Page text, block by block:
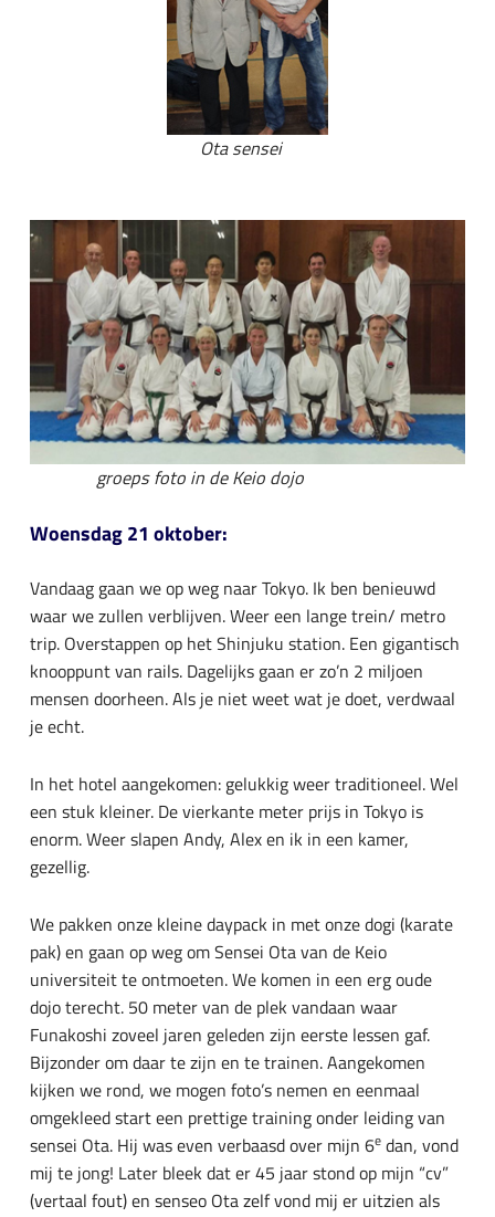
Ota sensei
groeps foto in de Keio dojo
Woensdag 21 oktober:
Vandaag gaan we op weg naar Tokyo. Ik ben benieuwd
waar we zullen verblijven. Weer een lange trein/ metro
trip. Overstappen op het Shinjuku station. Een gigantisch
knooppunt van rails. Dagelijks gaan er zo’n 2 miljoen
mensen doorheen. Als je niet weet wat je doet, verdwaal
je echt.
In het hotel aangekomen: gelukkig weer traditioneel. Wel
een stuk kleiner. De vierkante meter prijs in Tokyo is
enorm. Weer slapen Andy, Alex en ik in een kamer,
gezellig.
We pakken onze kleine daypack in met onze dogi (karate
pak) en gaan op weg om Sensei Ota van de Keio
universiteit te ontmoeten. We komen in een erg oude
dojo terecht. 50 meter van de plek vandaan waar
Funakoshi zoveel jaren geleden zijn eerste lessen gaf.
Bijzonder om daar te zijn en te trainen. Aangekomen
kijken we rond, we mogen foto’s nemen en eenmaal
omgekleed start een prettige training onder leiding van
sensei Ota. Hij was even verbaasd over mijn 6e dan, vond
mij te jong! Later bleek dat er 45 jaar stond op mijn “cv”
(vertaal fout) en senseo Ota zelf vond mij er uitzien als